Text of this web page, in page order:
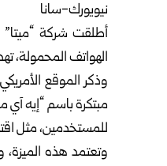
نيويورك-سانا‏
أطلقت شركة
الهواتف المحمولة،
وذكر الموقع
مبتكرة باسم “إيه
للمستخدمين، مثل
وتعتمد هذه الميزة،